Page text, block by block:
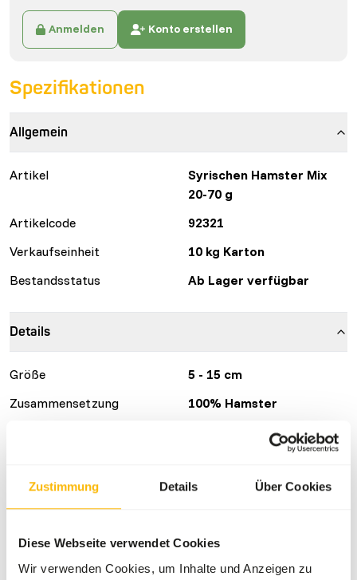
Zustimmung Details Über Cookies
Diese Webseite verwendet Cookies
Wir verwenden Cookies, um Inhalte und Anzeigen zu
Anmelden Konto erstellen
Spezifikationen
Allgemein
Artikel
Syrischen Hamster Mix
20-70 g
Artikelcode
92321
Verkaufseinheit
10 kg Karton
Bestandsstatus
Ab Lager verfügbar
Details
Größe
5 - 15 cm
Zusammensetzung
100% Hamster
Ernährungsberatung
beachten Sie die Hygiene-Vorschriften.